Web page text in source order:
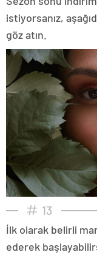
istiyorsanız,
göz atın.
13
İlk olarak belirli
ederek